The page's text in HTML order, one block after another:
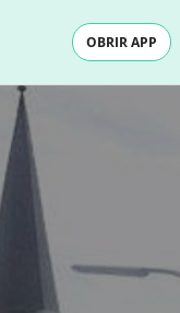
OBRIR APP